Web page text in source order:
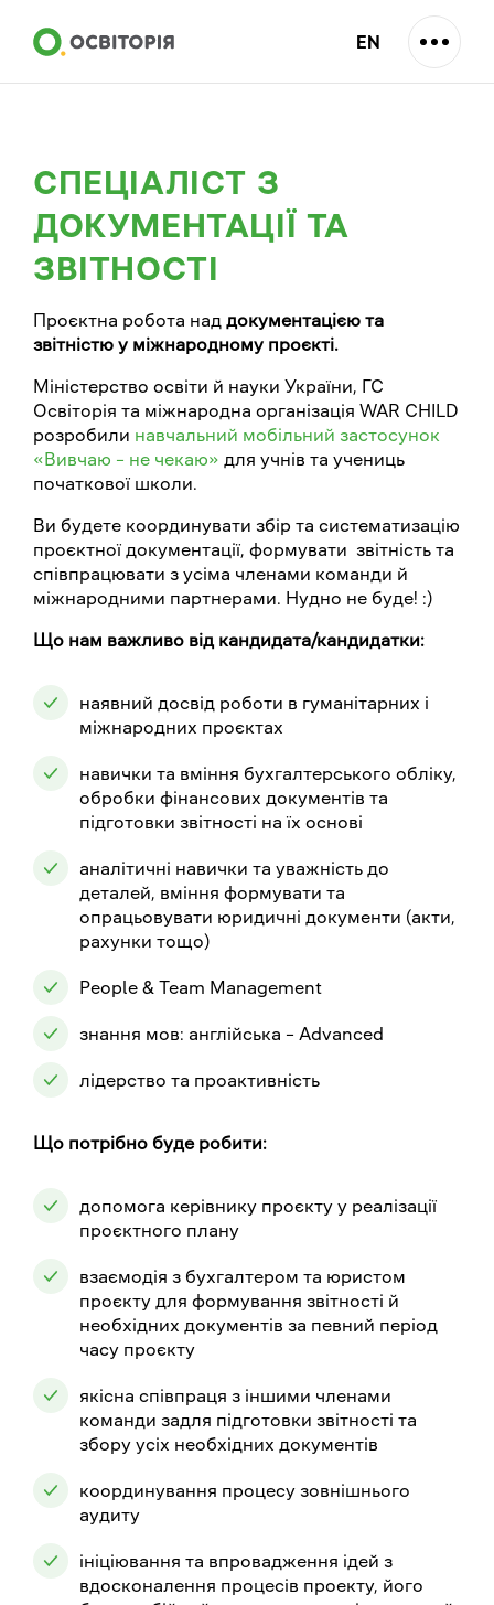
EN
СПЕЦІАЛІСТ З
ДОКУМЕНТАЦІЇ ТА
ЗВІТНОСТІ
Проєктна робота над документацією та
звітністю у міжнародному проєкті.
Міністерство освіти й науки України, ГС
Освіторія та міжнародна організація WAR CHILD
розробили навчальний мобільний застосунок
«Вивчаю – не чекаю» для учнів та учениць
початкової школи.
Ви будете координувати збір та систематизацію
проєктної документації, формувати звітність та
співпрацювати з усіма членами команди й
міжнародними партнерами. Нудно не буде! :)
Що нам важливо від кандидата/кандидатки:
наявний досвід роботи в гуманітарних і
міжнародних проєктах
навички та вміння бухгалтерського обліку,
обробки фінансових документів та
підготовки звітності на їх основі
аналітичні навички та уважність до
деталей, вміння формувати та
опрацьовувати юридичні документи (акти,
рахунки тощо)
People & Team Management
знання мов: англійська – Advanced
лідерство та проактивність
Що потрібно буде робити:
допомога керівнику проєкту у реалізації
проєктного плану
взаємодія з бухгалтером та юристом
проєкту для формування звітності й
необхідних документів за певний період
часу проєкту
якісна співпраця з іншими членами
команди задля підготовки звітності та
збору усіх необхідних документів
координування процесу зовнішнього
аудиту
ініціювання та впровадження ідей з
вдосконалення процесів проекту, його